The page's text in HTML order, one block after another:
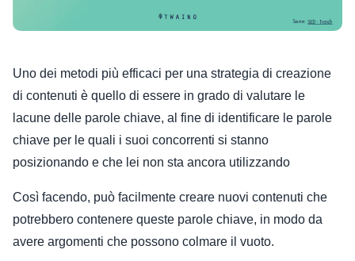
Uno dei metodi più efficaci per una strategia di creazione
di contenuti è quello di essere in grado di valutare le
lacune delle parole chiave, al fine di identificare le parole
chiave per le quali i suoi concorrenti si stanno
posizionando e che lei non sta ancora utilizzando
Così facendo, può facilmente creare nuovi contenuti che
potrebbero contenere queste parole chiave, in modo da
avere argomenti che possono colmare il vuoto.